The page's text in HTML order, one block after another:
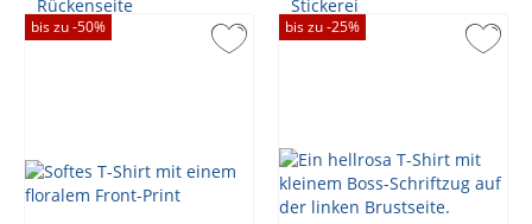
bis zu -50% bis zu -25%